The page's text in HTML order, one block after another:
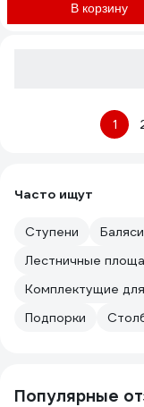
В корзину
1
Часто ищут
Ступени
Лестничные
Комплектущие
Подпорки
Популярные